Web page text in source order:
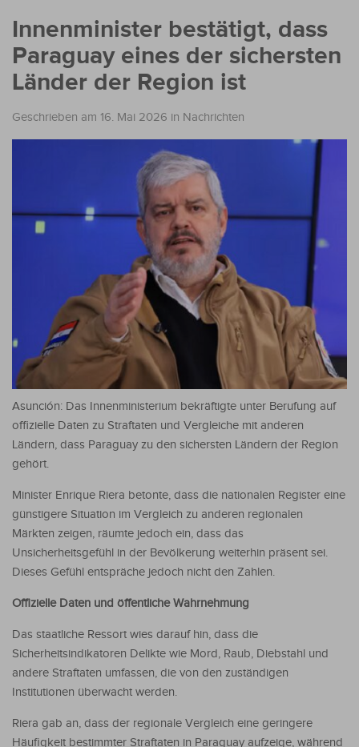
Innenminister bestätigt, dass
Paraguay eines der sichersten
Länder der Region ist
Geschrieben am 16. Mai 2026 in Nachrichten
Asunción: Das Innenministerium bekräftigte unter Berufung auf
offizielle Daten zu Straftaten und Vergleiche mit anderen
Ländern, dass Paraguay zu den sichersten Ländern der Region
gehört.
Minister Enrique Riera betonte, dass die nationalen Register eine
günstigere Situation im Vergleich zu anderen regionalen
Märkten zeigen, räumte jedoch ein, dass das
Unsicherheitsgefühl in der Bevölkerung weiterhin präsent sei.
Dieses Gefühl entspräche jedoch nicht den Zahlen.
Offizielle Daten und öffentliche Wahrnehmung
Das staatliche Ressort wies darauf hin, dass die
Sicherheitsindikatoren Delikte wie Mord, Raub, Diebstahl und
andere Straftaten umfassen, die von den zuständigen
Institutionen überwacht werden.
Riera gab an, dass der regionale Vergleich eine geringere
Häufigkeit bestimmter Straftaten in Paraguay aufzeige, während